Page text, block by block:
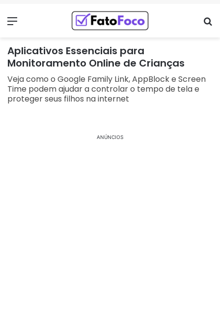
Menu
Aplicativos Essenciais para
Monitoramento Online de Crianças
Veja como o Google Family Link, AppBlock e Screen
Time podem ajudar a controlar o tempo de tela e
proteger seus filhos na internet
ANÚNCIOS